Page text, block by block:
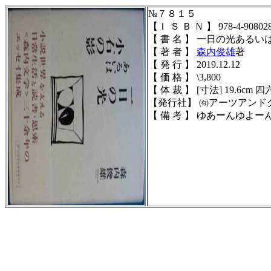
№７８１５
【Ｉ Ｓ Ｂ Ｎ 】 978-4-
【 書 名 】 一日の光あるい
【 著 者 】 森内俊雄著
【 発 行 】 2019.12.12
【 価 格 】 \3,800
【 体 裁 】 [寸法] 19.6cm
【発行社】 ㈲アーツアンド
【 備 考 】 ゆあーんゆよ